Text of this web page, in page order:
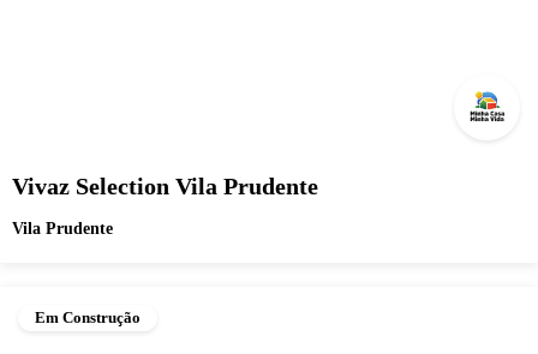
Vivaz Selection Vila Prudente
Vila Prudente
Em Construção